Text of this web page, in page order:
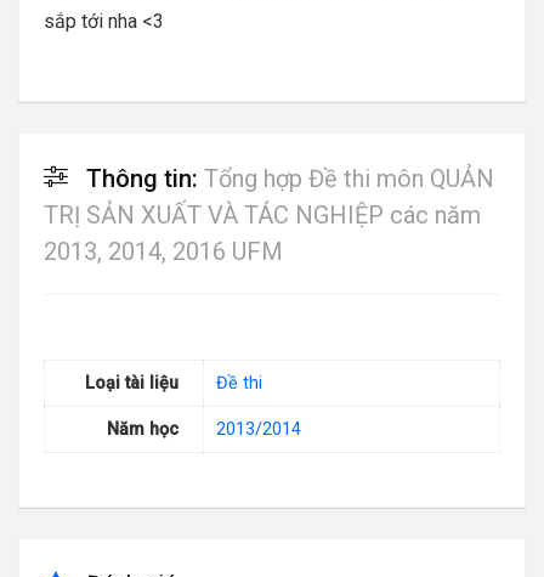
sắp tới nha <3
Thông tin: Tổng hợp Đề thi môn QUẢN
TRỊ SẢN XUẤT VÀ TÁC NGHIỆP các năm
2013, 2014, 2016 UFM
Loại tài liệu Đề thi
Năm học 2013/2014